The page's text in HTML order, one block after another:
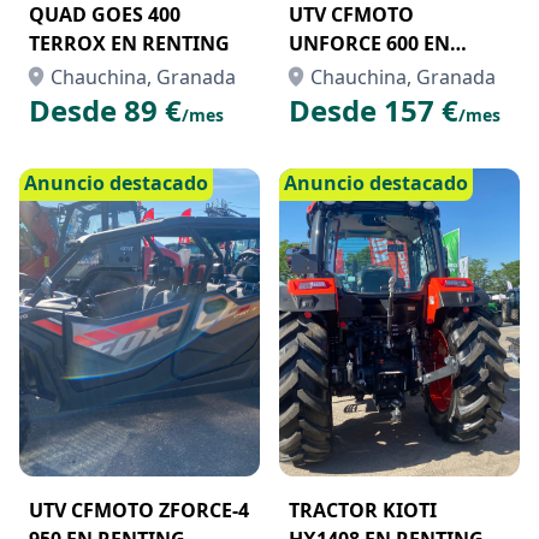
QUAD GOES 400
TERROX EN RENTING
Chauchina, Granada
Desde 89 €/mes
UTV CFMOTO
UNFORCE 600 EN
AQUILER CON OPCIÓN
A COMPRA
Chauchina, Granada
Desde 157 €/mes
Anuncio destacado
UTV CFMOTO ZFORCE-4
Anuncio destacado
TRACTOR KIOTI